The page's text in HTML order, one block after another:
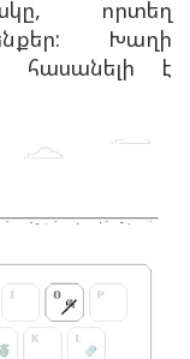
որտեղ
Խաղի
հասանելի է